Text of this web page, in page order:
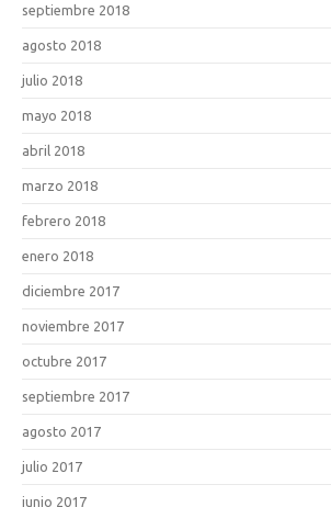
septiembre 2018
agosto 2018
julio 2018
mayo 2018
abril 2018
marzo 2018
febrero 2018
enero 2018
diciembre 2017
noviembre 2017
octubre 2017
septiembre 2017
agosto 2017
julio 2017
junio 2017